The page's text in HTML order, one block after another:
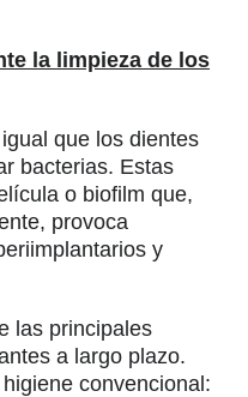
la limpieza de los
que los dientes
bacterias. Estas
o biofilm que,
provoca
y
las principales
a largo plazo.
convencional: